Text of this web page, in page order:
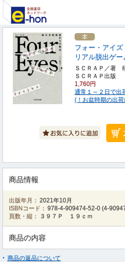
フォー・アイ
リアル脱出ゲ
ＳＣＲＡＰ／著
ＳＣＲＡＰ出版
1,760円
通常１～２日で出
(！お盆時期の出
商品情報
出版年月： 2021年10月
ISBNコード： 978-4-909474-52-0 (4-
頁数・縦：
３９７Ｐ １９ｃｍ
商品の内容
商品の返品について